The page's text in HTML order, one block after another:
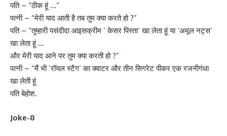
पति – “ठीक हूं …”
पत्नी – “मेरी याद आती है तब तुम क्या करते हो ?”
पति – “तुम्हारी पसंदीदा आइसक्रीम ‘ केसर पिस्ता’ खा लेता हूं या ‘अमूल नट्स’
खा लेता हूं …
और मेरी याद आने पर तुम क्या करती हो ?”
पत्नी – “मैं भी ‘रॉयल स्टैग’ का क्वाटर और तीन सिगरेट पीकर एक रजनीगंधा
खा लेती हूं
पति बेहोश.
Joke-8